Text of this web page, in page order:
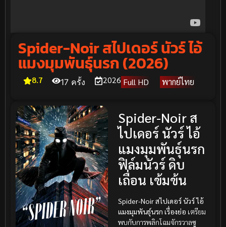
Spider-Noir สไปเดอร์ นัวร์ ไอ้
แมงมุมพันธุ์นรก (2026)
8.7 17 ครั้ง 2026 Full HD พากย์ไทย
Spider-Noir ส
ไปเดอร์ นัวร์ ไอ้
แมงมุมพันธุ์นรก
ฟิล์มนัวร์ ดิบ
เถื่อน เข้มข้น
Spider-Noir สไปเดอร์ นัวร์ ไอ้
แมงมุมพันธุ์นรก เรื่องย่อ เตรียม
พบกับการพลิกโฉมจักรวาลซู